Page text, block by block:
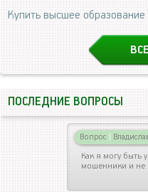
Купить высшее образование
ПОСЛЕДНИЕ ВОПРОСЫ
Вопрос |
Как я могу быть
мошенники и не